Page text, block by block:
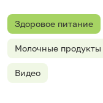
Здоровое питание
Молочные продукты
Видео